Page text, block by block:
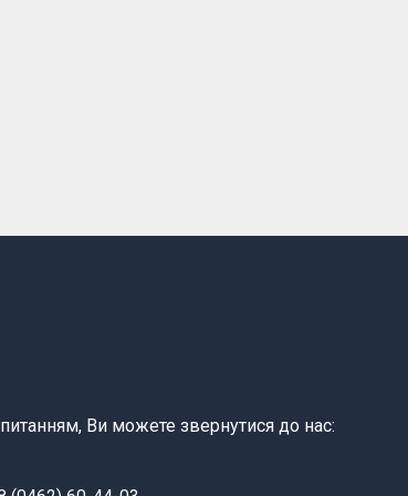
Ви можете звернутися до нас: